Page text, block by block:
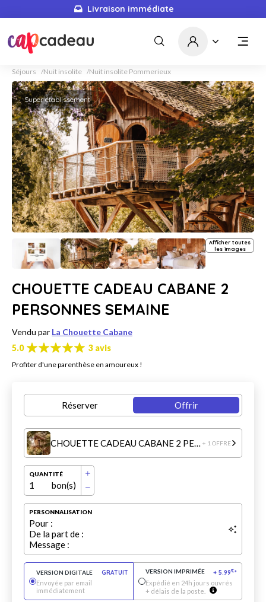
Livraison immédiate
Séjours Nuit insolite Nuit insolite Pommerieux
Super établissement
Afficher toutes
les images
CHOUETTE CADEAU CABANE 2
PERSONNES SEMAINE
Vendu par La Chouette Cabane
5.0
3 avis
Profiter d'une parenthèse en amoureux !
Réserver Offrir
CHOUETTE CADEAU CABANE 2 PERSONNES SEMAINE + 1 OFFRE
QUANTITÉ
1 bon(s)
PERSONNALISATION
Pour :
De la part de :
Message :
VERSION DIGITALE
GRATUIT
Envoyée par email
immédiatement
VERSION IMPRIMÉE + 5.99€*
Expédié en 24h jours ouvrés
+ délais de la poste.